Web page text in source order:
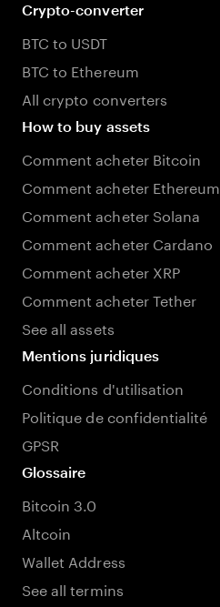
Crypto-converter
BTC to USDT
BTC to Ethereum
All crypto converters
How to buy assets
Comment acheter Bitcoin
Comment acheter Ethereum
Comment acheter Solana
Comment acheter Cardano
Comment acheter XRP
Comment acheter Tether
See all assets
Mentions juridiques
Conditions d'utilisation
Politique de confidentialité
GPSR
Glossaire
Bitcoin 3.0
Altcoin
Wallet Address
See all termins